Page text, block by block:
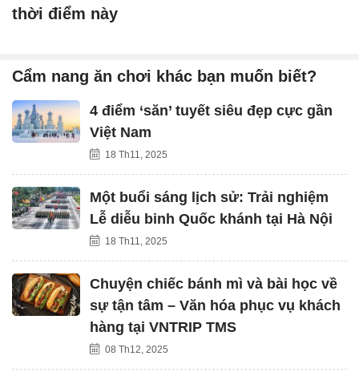
thời điểm này
Cẩm nang ăn chơi khác bạn muốn biết?
4 điểm ‘săn’ tuyết siêu đẹp cực gần
Việt Nam
18 Th11, 2025
Một buổi sáng lịch sử: Trải nghiệm
Lễ diễu binh Quốc khánh tại Hà Nội
18 Th11, 2025
Chuyện chiếc bánh mì và bài học về
sự tận tâm – Văn hóa phục vụ khách
hàng tại VNTRIP TMS
08 Th12, 2025